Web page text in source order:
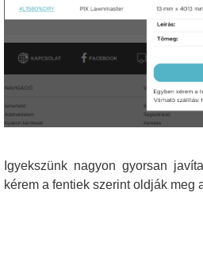
Igyekszünk nagyon gyorsan
kérem a fentiek szerint oldják meg